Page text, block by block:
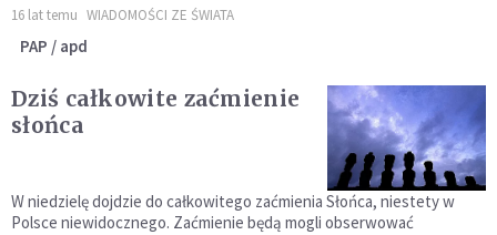
16 lat temu WIADOMOŚCI ZE ŚWIATA
PAP / apd
Dziś całkowite zaćmienie
słońca
W niedzielę dojdzie do całkowitego zaćmienia Słońca, niestety w
Polsce niewidocznego. Zaćmienie będą mogli obserwować